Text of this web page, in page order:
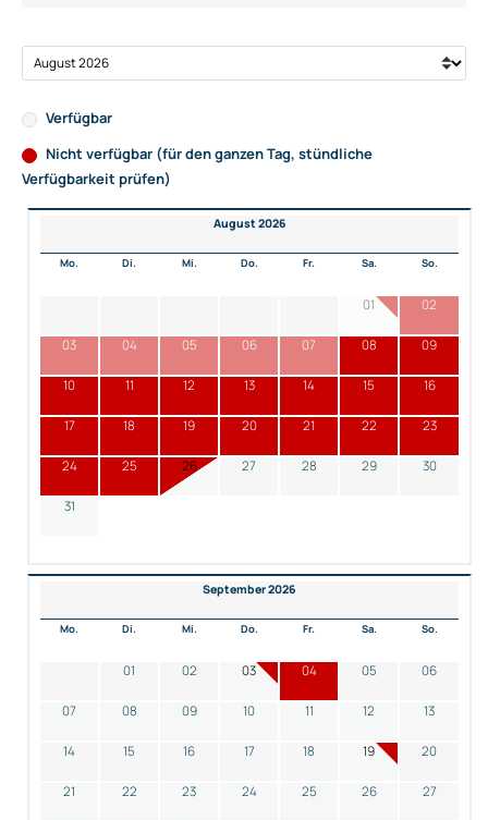
Verfügbar
Nicht verfügbar (für den ganzen Tag, stündliche
Verfügbarkeit prüfen)
August 2026
Mo. Di. Mi. Do. Fr. Sa. So.
01 02
03 04 05 06 07 08 09
10 11 12 13 14 15 16
17 18 19 20 21 22 23
24 25 26 27 28 29 30
31
September 2026
Mo. Di. Mi. Do. Fr. Sa. So.
01 02 03 04 05 06
07 08 09 10 11 12 13
14 15 16 17 18 19 20
21 22 23 24 25 26 27